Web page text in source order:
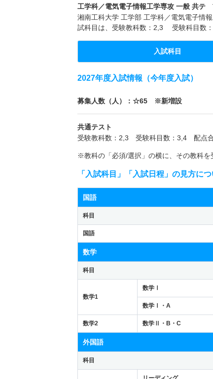
工学科／電気電子情報工学専攻 一般 共テ
湘南工科大学 工学部 工学科／電気電子情
試科目は、受験教科数：2,3 受験科目数
入試科目
2027年度入試情報（今年度入試）
募集人数（人）：☆65 ※新増設
共通テスト
受験教科数：2,3 受験科目数：3,4 配点
※教科の「必須/選択」の横に、その教科を
「入試科目」「入試日程」の見方に
国語
科目
国語
数学
科目
数学1
数学Ⅰ
数学Ⅰ・A
数学2 数学Ⅱ・B・C
外国語
科目